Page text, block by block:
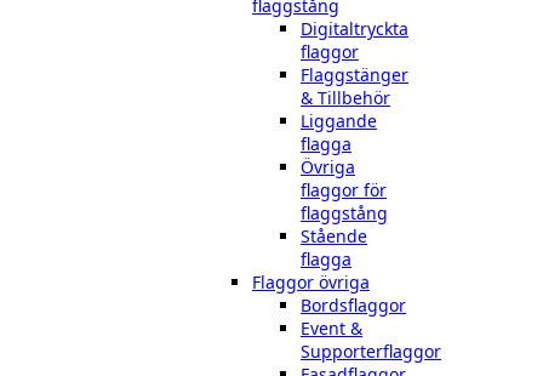
flaggstång
Digitaltryckta
flaggor
Flaggstänger
& Tillbehör
Liggande
flagga
Övriga
flaggor för
flaggstång
Stående
flagga
Flaggor övriga
Bordsflaggor
Event &
Supporterflaggor